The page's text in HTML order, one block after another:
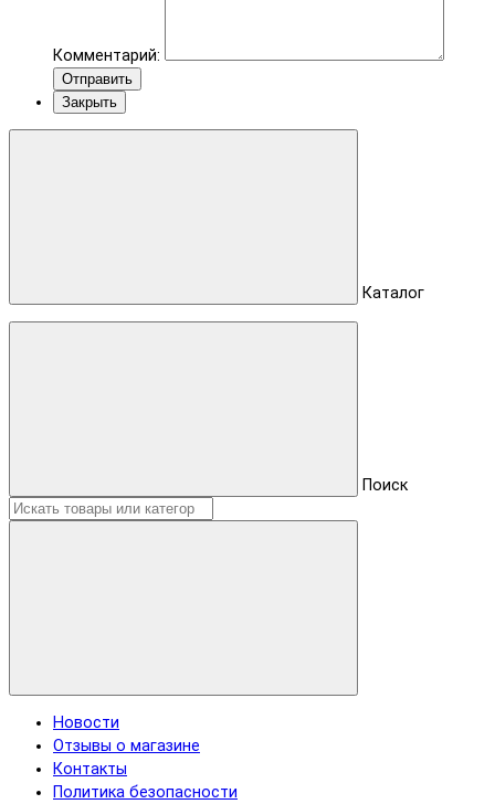
Комментарий:
Отправить
Закрыть
Каталог
Поиск
Новости
Отзывы о магазине
Контакты
Политика безопасности